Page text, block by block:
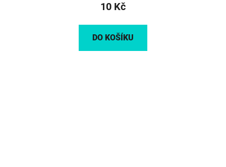
10 Kč
DO KOŠÍKU